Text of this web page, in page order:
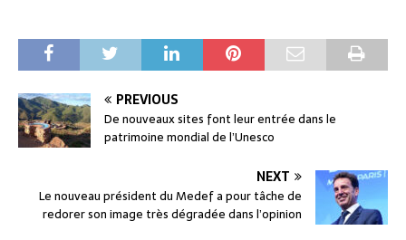
PREVIOUS
De nouveaux sites font leur entrée dans le
patrimoine mondial de l’Unesco
NEXT
Le nouveau président du Medef a pour tâche de
redorer son image très dégradée dans l’opinion